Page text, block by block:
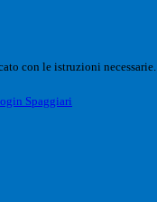
con le istruzioni necessarie.
Spaggiari